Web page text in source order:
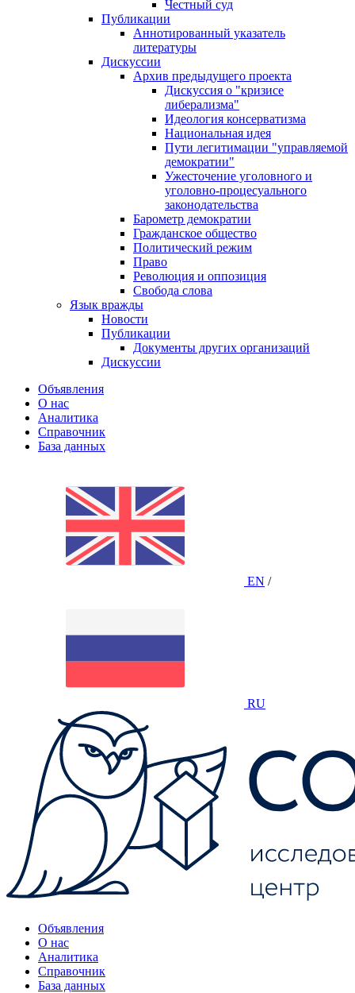
Честный суд
Публикации
Аннотированный указатель
литературы
Дискуссии
Архив предыдущего проекта
Дискуссия о "кризисе
либерализма"
Идеология консерватизма
Национальная идея
Пути легитимации "управляемой
демократии"
Ужесточение уголовного и
уголовно-процесуального
законодательства
Барометр демократии
Гражданское общество
Политический режим
Право
Революция и оппозиция
Свобода слова
Язык вражды
Новости
Публикации
Документы других организаций
Дискуссии
Объявления
О нас
Аналитика
Справочник
База данных
EN /
RU
Объявления
О нас
Аналитика
Справочник
База данных